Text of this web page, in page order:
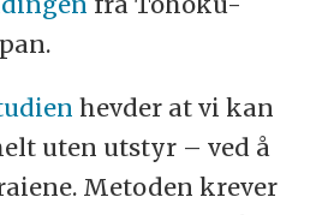
hevder at vi kan
uten utstyr – ved å
Metoden krever